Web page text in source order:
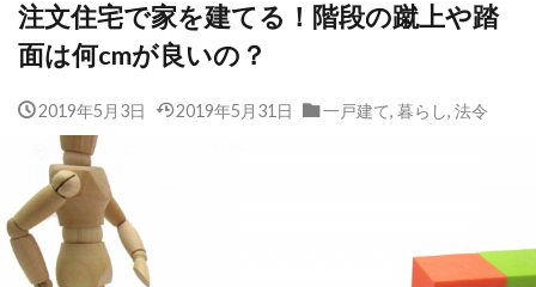
注文住宅で家を建てる！階段の蹴上や踏
面は何cmが良いの？
2019年5月3日 2019年5月31日 一戸建て, 暮らし, 法令